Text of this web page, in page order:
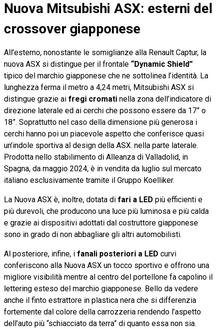
Nuova Mitsubishi ASX: esterni del
crossover giapponese
All’esterno, nonostante le somiglianze alla Renault Captur, la
nuova ASX si distingue per il frontale “Dynamic Shield”
tipico del marchio giapponese che ne sottolinea l’identità. La
lunghezza ferma il metro a 4,24 metri, Mitsubishi ASX si
distingue grazie ai fregi cromati nella zona dell’indicatore di
direzione laterale ed ai cerchi che possono essere da 17” o
18”. Soprattutto nel caso della dimensione più generosa i
cerchi hanno poi un piacevole aspetto che conferisce quasi
un’indole sportiva al design della ASX. nella parte laterale.
Prodotta nello stabilimento di Alleanza di Valladolid, in
Spagna, da maggio 2024, è in vendita da luglio sul mercato
italiano esclusivamente tramite il Gruppo Koelliker.
La Nuova ASX è, inoltre, dotata di fari a LED più efficienti e
più durevoli, che producono una luce più luminosa e più calda
e grazie ai dispositivi adottati dal costruttore giapponese
sono in grado di non abbagliare gli altri automobilisti.
Al posteriore, infine, i fanali posteriori a LED curvi
conferiscono alla Nuova ASX un tocco sportivo e offrono una
migliore visibilità mentre al centro del portellone fa capolino il
lettering esteso del marchio giapponese. Bello da vedere
anche il finto estrattore in plastica nera che si differenzia
fortemente dal colore della carrozzeria rendendo l’aspetto
dell’auto più “schiacciato da terra” di quanto essa non sia.